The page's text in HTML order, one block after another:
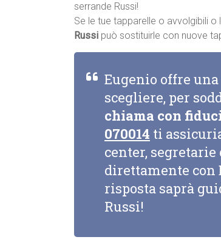
serrande Russi!
Se le tue tapparelle o avvolgibili o
Russi può sostituirle con nuove
Eugenio offre
scegliere, per
chiama con
070014 ti
center,
direttamente con
risposta saprà
Russi!